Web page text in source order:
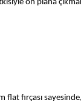
ön plana
fırçası